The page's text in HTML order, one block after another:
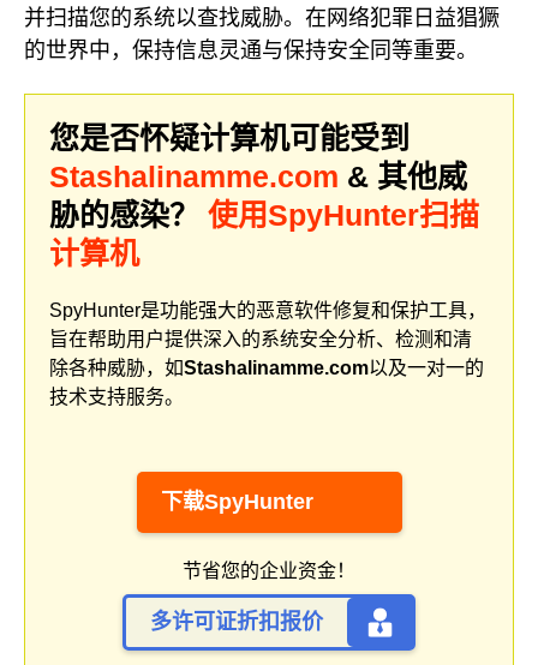
并扫描您的系统以查找威胁。在网络犯罪日益猖獗
的世界中，保持信息灵通与保持安全同等重要。
您是否怀疑计算机可能受到
Stashalinamme.com & 其他威
胁的感染？ 使用SpyHunter扫描
计算机
SpyHunter是功能强大的恶意软件修复和保护工具，
旨在帮助用户提供深入的系统安全分析、检测和清
除各种威胁，如Stashalinamme.com以及一对一的
技术支持服务。
下载SpyHunter
节省您的企业资金！
多许可证折扣报价